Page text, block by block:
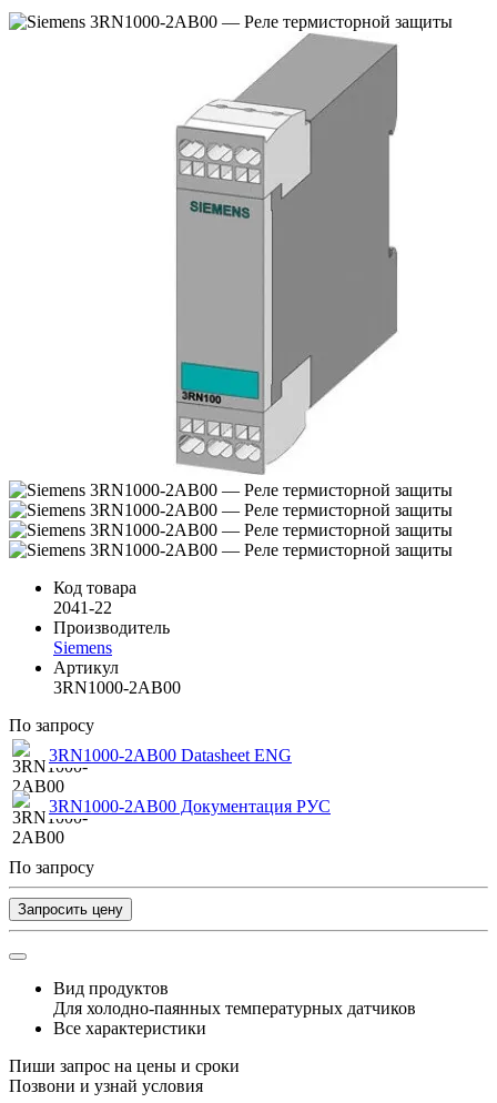
Код товара
2041-22
Производитель
Siemens
Артикул
3RN1000-2AB00
По запросу
3RN1000-2AB00 Datasheet ENG
3RN1000-2AB00 Документация РУС
По запросу
Запросить цену
Вид продуктов
Для холодно-паянных температурных датчиков
Все характеристики
Пиши запрос на цены и сроки
Позвони и узнай условия